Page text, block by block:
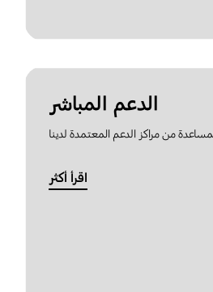
الدعم المباشر
من مراكز الدعم المعتمدة لدينا
اقرأ أكثر